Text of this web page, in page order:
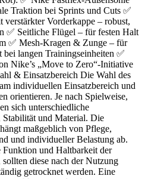
Traktion bei Sprints und Cuts ✅
verstärkter Vorderkappe – robust,
✅ Seitliche Flügel – für festen Halt
✅ Mesh-Kragen & Zunge – für
langen Trainingseinheiten ✅
Nike’s „Move to Zero“-Initiative
& Einsatzbereich Die Wahl des
individuellen Einsatzbereich und
orientieren. Je nach Spielweise,
sich unterschiedliche
und Material. Die
maßgeblich von Pflege,
und individueller Belastung ab.
und Haltbarkeit der
diese nach der Nutzung
getrocknet werden. Eine